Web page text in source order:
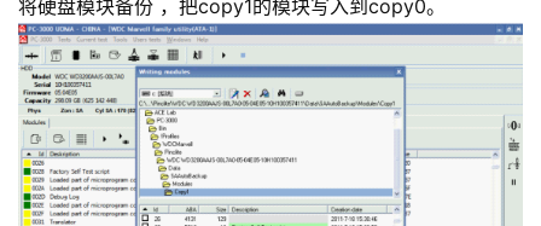
将硬盘模块备份 ，把copy1的模块写入到copy0。